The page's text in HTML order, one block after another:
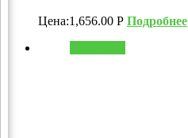
Цена:1,656.00 Р Подробнее